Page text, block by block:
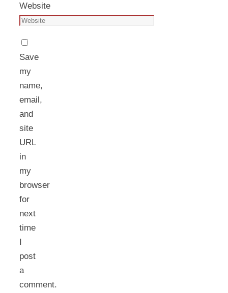
Website
Save
my
name,
email,
and
site
URL
in
my
browser
for
next
time
I
post
a
comment.